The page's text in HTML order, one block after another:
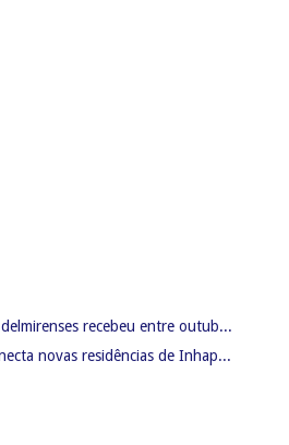
recebeu entre outub...
novas residências de Inhap...